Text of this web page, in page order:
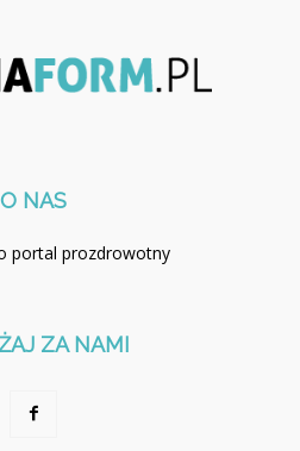
O NAS
portal prozdrowotny
ZA NAMI